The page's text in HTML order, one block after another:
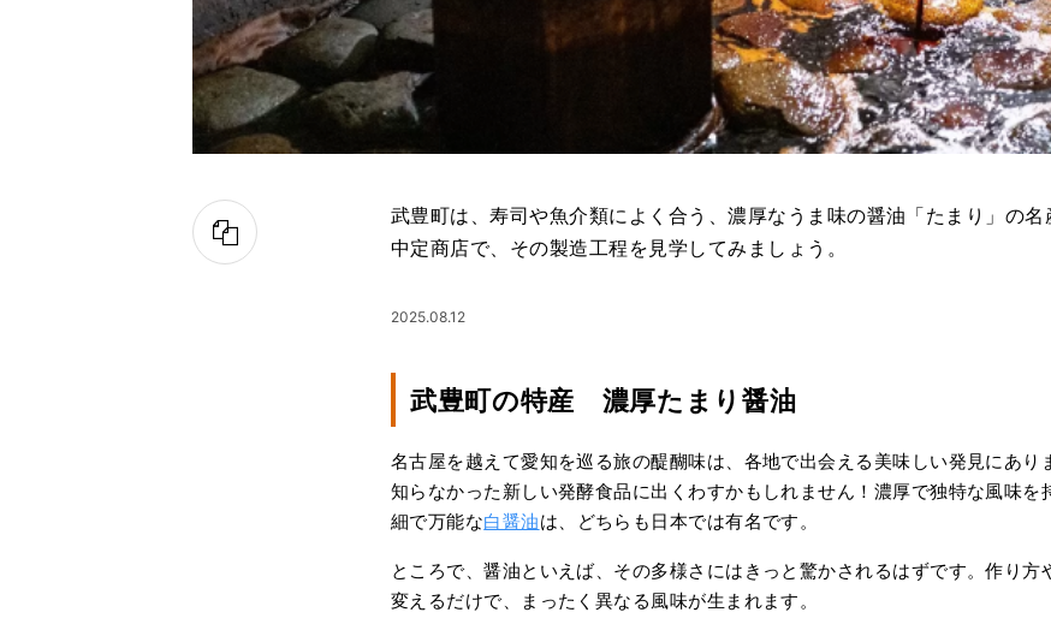
武豊町は、寿司や魚介類によく合う、濃厚なうま味の醤油「たまり」の
中定商店で、その製造工程を見学してみましょう。
2025.08.12
武豊町の特産 濃厚たまり醤油
名古屋を越えて愛知を巡る旅の醍醐味は、各地で出会える美味しい発見にあり
知らなかった新しい発酵食品に出くわすかもしれません！濃厚で独特な風味を
細で万能な白醤油は、どちらも日本では有名です。
ところで、醤油といえば、その多様さにはきっと驚かされるはずです。作り方
変えるだけで、まったく異なる風味が生まれます。